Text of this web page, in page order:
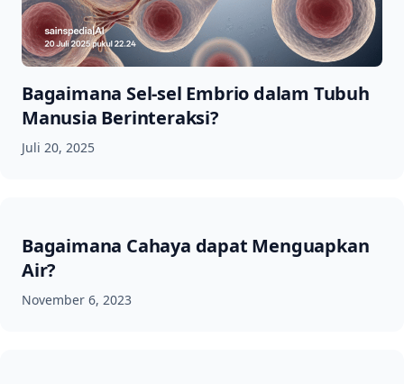
Bagaimana Sel-sel Embrio dalam Tubuh
Manusia Berinteraksi?
Juli 20, 2025
Bagaimana Cahaya dapat Menguapkan
Air?
November 6, 2023